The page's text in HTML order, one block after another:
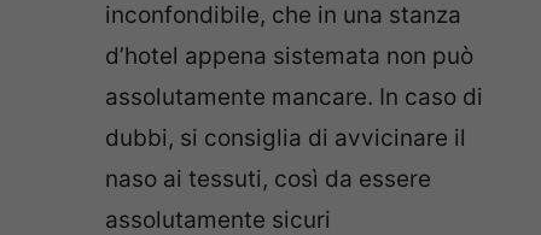
inconfondibile, che in una stanza
d’hotel appena sistemata non può
assolutamente mancare. In caso di
dubbi, si consiglia di avvicinare il
naso ai tessuti, così da essere
assolutamente sicuri